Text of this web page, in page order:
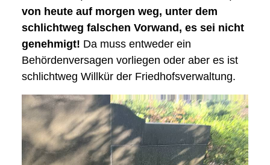
von heute auf morgen weg, unter dem
schlichtweg falschen Vorwand, es sei nicht
genehmigt! Da muss entweder ein
Behördenversagen vorliegen oder aber es ist
schlichtweg Willkür der Friedhofsverwaltung.